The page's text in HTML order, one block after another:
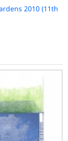
2010 (11th